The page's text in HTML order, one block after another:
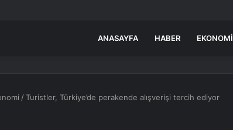
ANASAYFA HABER EKONOMI
/Turistler, Türkiye’de perakende alışverişi tercih ediyor